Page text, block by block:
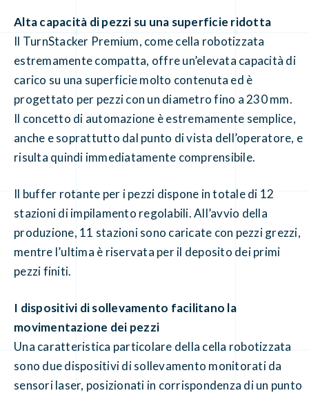
Alta capacità di pezzi su una superficie ridotta
Il TurnStacker Premium, come cella robotizzata
estremamente compatta, offre un’elevata capacità di
carico su una superficie molto contenuta ed è
progettato per pezzi con un diametro fino a 230 mm.
Il concetto di automazione è estremamente semplice,
anche e soprattutto dal punto di vista dell’operatore, e
risulta quindi immediatamente comprensibile.
Il buffer rotante per i pezzi dispone in totale di 12
stazioni di impilamento regolabili. All’avvio della
produzione, 11 stazioni sono caricate con pezzi grezzi,
mentre l’ultima è riservata per il deposito dei primi
pezzi finiti.
I dispositivi di sollevamento facilitano la
movimentazione dei pezzi
Una caratteristica particolare della cella robotizzata
sono due dispositivi di sollevamento monitorati da
sensori laser, posizionati in corrispondenza di un punto